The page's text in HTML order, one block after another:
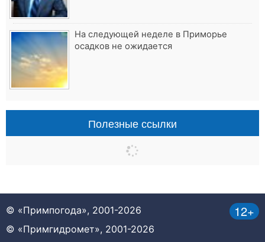
На следующей неделе в Приморье
осадков не ожидается
Полезные ссылки
12+
© «Примпогода», 2001-2026
© «Примгидромет», 2001-2026